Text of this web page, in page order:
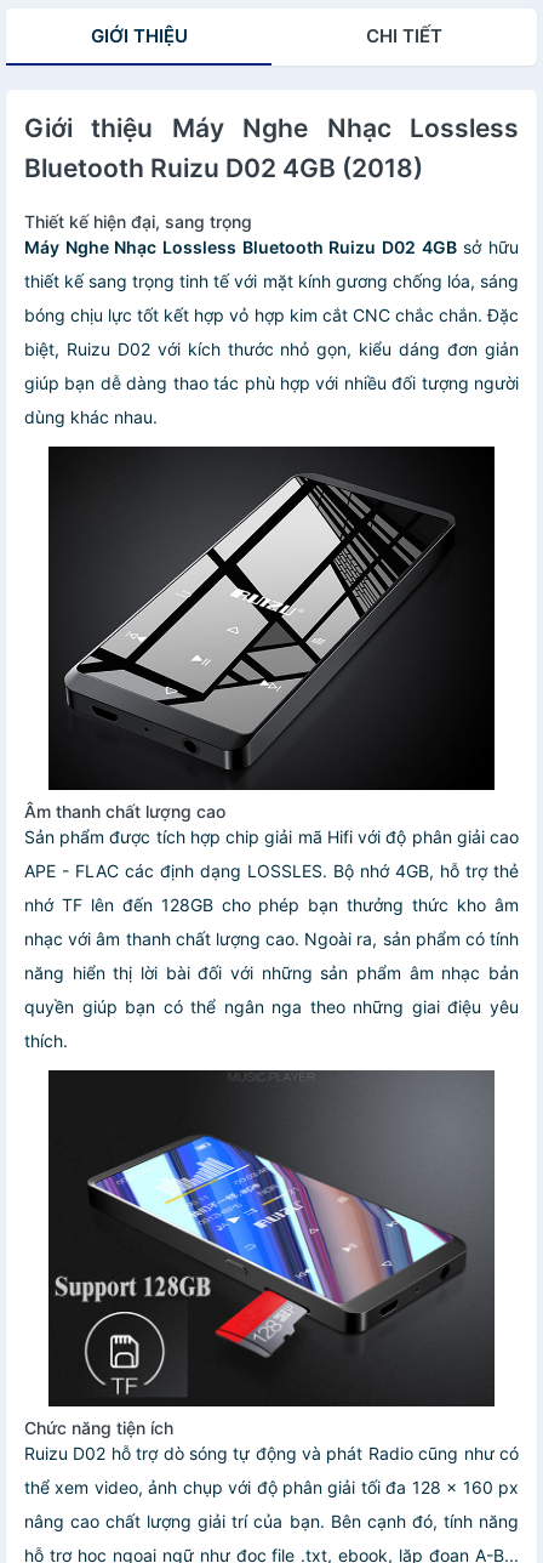
màu) Hàng Chính
128Gb, Pin
280mAh 28 Giờ,
Màn Hình Cảm
Gọn - Hàng Nhập
khẩu
GIỚI THIỆU CHI TIẾT
Giới thiệu Máy Nghe Nhạc Lossless
Bluetooth Ruizu D02 4GB (2018)
Thiết kế hiện đại, sang trọng
Máy Nghe Nhạc Lossless Bluetooth Ruizu D02 4GBsở hữu
thiết kế sang trọng tinh tế với mặt kính gương chống lóa, sáng
bóng chịu lực tốt kết hợp vỏ hợp kim cắt CNC chắc chắn. Đặc
biệt, Ruizu D02 với kích thước nhỏ gọn, kiểu dáng đơn giản
giúp bạn dễ dàng thao tác phù hợp với nhiều đối tượng người
dùng khác nhau.
Âm thanh chất lượng cao
Sản phẩm được tích hợp chip giải mã Hifi với độ phân giải cao
APE - FLAC các định dạng LOSSLES. Bộ nhớ 4GB, hỗ trợ thẻ
nhớ TF lên đến 128GB cho phép bạn thưởng thức kho âm
nhạc với âm thanh chất lượng cao. Ngoài ra, sản phẩm có tính
năng hiển thị lời bài đối với những sản phẩm âm nhạc bản
quyền giúp bạn có thể ngân nga theo những giai điệu yêu
thích.
Chức năng tiện ích
Ruizu D02 hỗ trợ dò sóng tự động và phát Radio cũng như có
thể xem video, ảnh chụp với độ phân giải tối đa 128 x 160 px
nâng cao chất lượng giải trí của bạn. Bên cạnh đó, tính năng
hỗ trợ học ngoại ngữ như đọc file .txt, ebook, lặp đoạn A-B...